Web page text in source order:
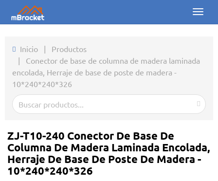
Toggle
Productos
Noticias
Fotos
Sobre nosotros
Contacto
Inicio | Productos
| Conector de base de columna de madera laminada
encolada, Herraje de base de poste de madera -
10*240*240*326
ZJ-T10-240 Conector De Base De
Columna De Madera Laminada Encolada,
Herraje De Base De Poste De Madera -
10*240*240*326